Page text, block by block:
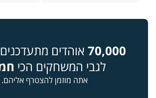
70,000 אוהדים
לגבי המשחקים הכי
אתה מוזמן להצטרף אליהם.